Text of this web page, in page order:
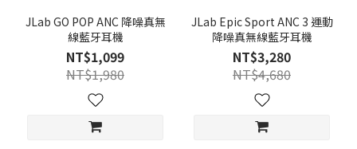
JLab GO POP ANC 降噪真無
線藍牙耳機
NT$1,099
NT$1,980
JLab Epic Sport ANC 3 運動
降噪真無線藍牙耳機
NT$3,280
NT$4,680